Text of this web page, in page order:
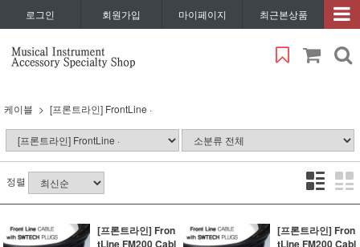
로그인 회원가입 마이페이지 최근본상품
케이블 [프론트라인] FrontLine ·
정렬
[프론트라인] Fron
tLine FM200 Cabl
[프론트라인] Fron
tLine FM200 Cabl